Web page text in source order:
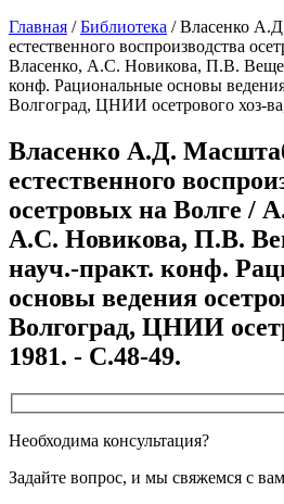
Главная /Библиотека /Власенко
естественного воспроизводства
Власенко, А.С. Новикова, П.В.
конф. Рациональные основы ведения
Волгоград, ЦНИИ осетрового хоз-
Власенко А.Д.
естественного
осетровых на Волге /
А.С. Новикова, П.В.
науч.-практ. конф.
основы ведения
Волгоград, ЦНИИ
1981. - С.48-49.
Необходима консультация?
Задайте вопрос, и мы свяжемся с